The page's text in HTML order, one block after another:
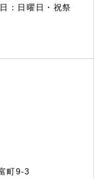
：日曜日・祝祭
町9-3